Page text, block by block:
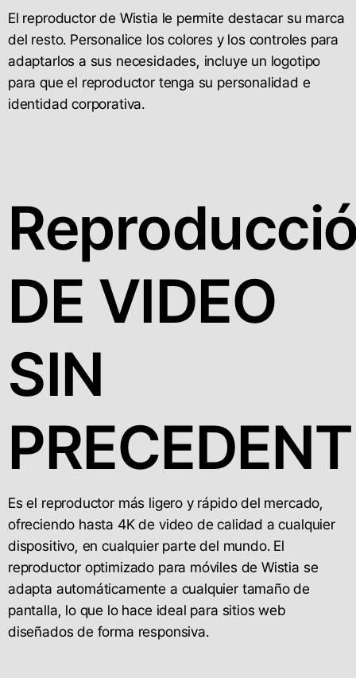
El reproductor de Wistia le permite destacar su marca
del resto. Personalice los colores y los controles para
adaptarlos a sus necesidades, incluye un logotipo
para que el reproductor tenga su personalidad e
identidad corporativa.
DE VIDEO
SIN
Es el reproductor más ligero y rápido del mercado,
ofreciendo hasta 4K de video de calidad a cualquier
dispositivo, en cualquier parte del mundo. El
reproductor optimizado para móviles de Wistia se
adapta automáticamente a cualquier tamaño de
pantalla, lo que lo hace ideal para sitios web
diseñados de forma responsiva.